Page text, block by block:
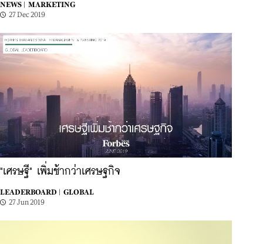
NEWS |
MARKETING
27 Dec 2019
"เศรษฐี" เพิ่มช้ากว่าเศรษฐกิจ
LEADERBOARD |
GLOBAL
27 Jun 2019